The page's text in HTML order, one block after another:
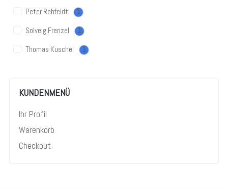
Peter Rehfeldt 1
Solveig Frenzel 1
Thomas Kuschel 1
KUNDENMENÜ
Ihr Profil
Warenkorb
Checkout